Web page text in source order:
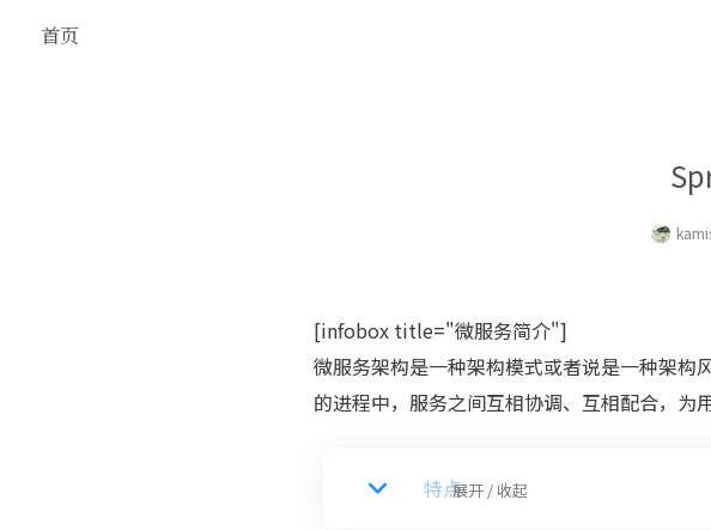
首页
[infobox title="微服务简介"]
微服务架构是一种架构模式或者说是一种架构
的进程中，服务之间互相协调、互相配合，为
特点展开 / 收起